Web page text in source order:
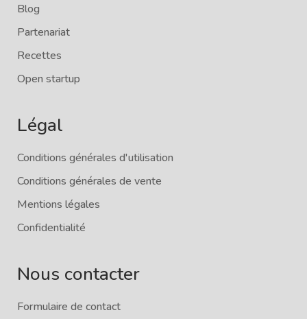
Blog
Partenariat
Recettes
Open startup
Légal
Conditions générales d'utilisation
Conditions générales de vente
Mentions légales
Confidentialité
Nous contacter
Formulaire de contact